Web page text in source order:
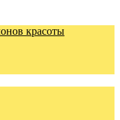
красоты